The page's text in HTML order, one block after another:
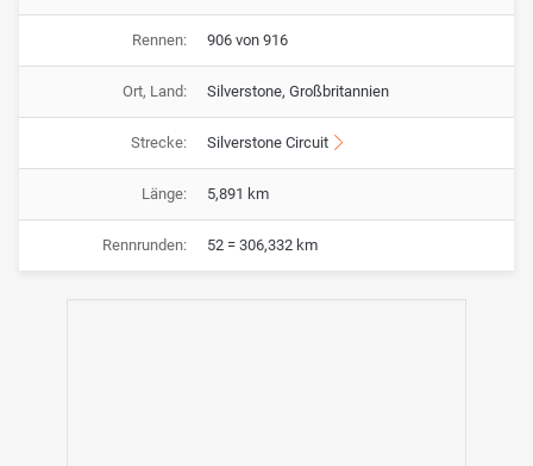
Rennen: 906 von 916
Ort, Land: Silverstone, Großbritannien
Strecke: Silverstone Circuit
Länge: 5,891 km
Rennrunden: 52 = 306,332 km